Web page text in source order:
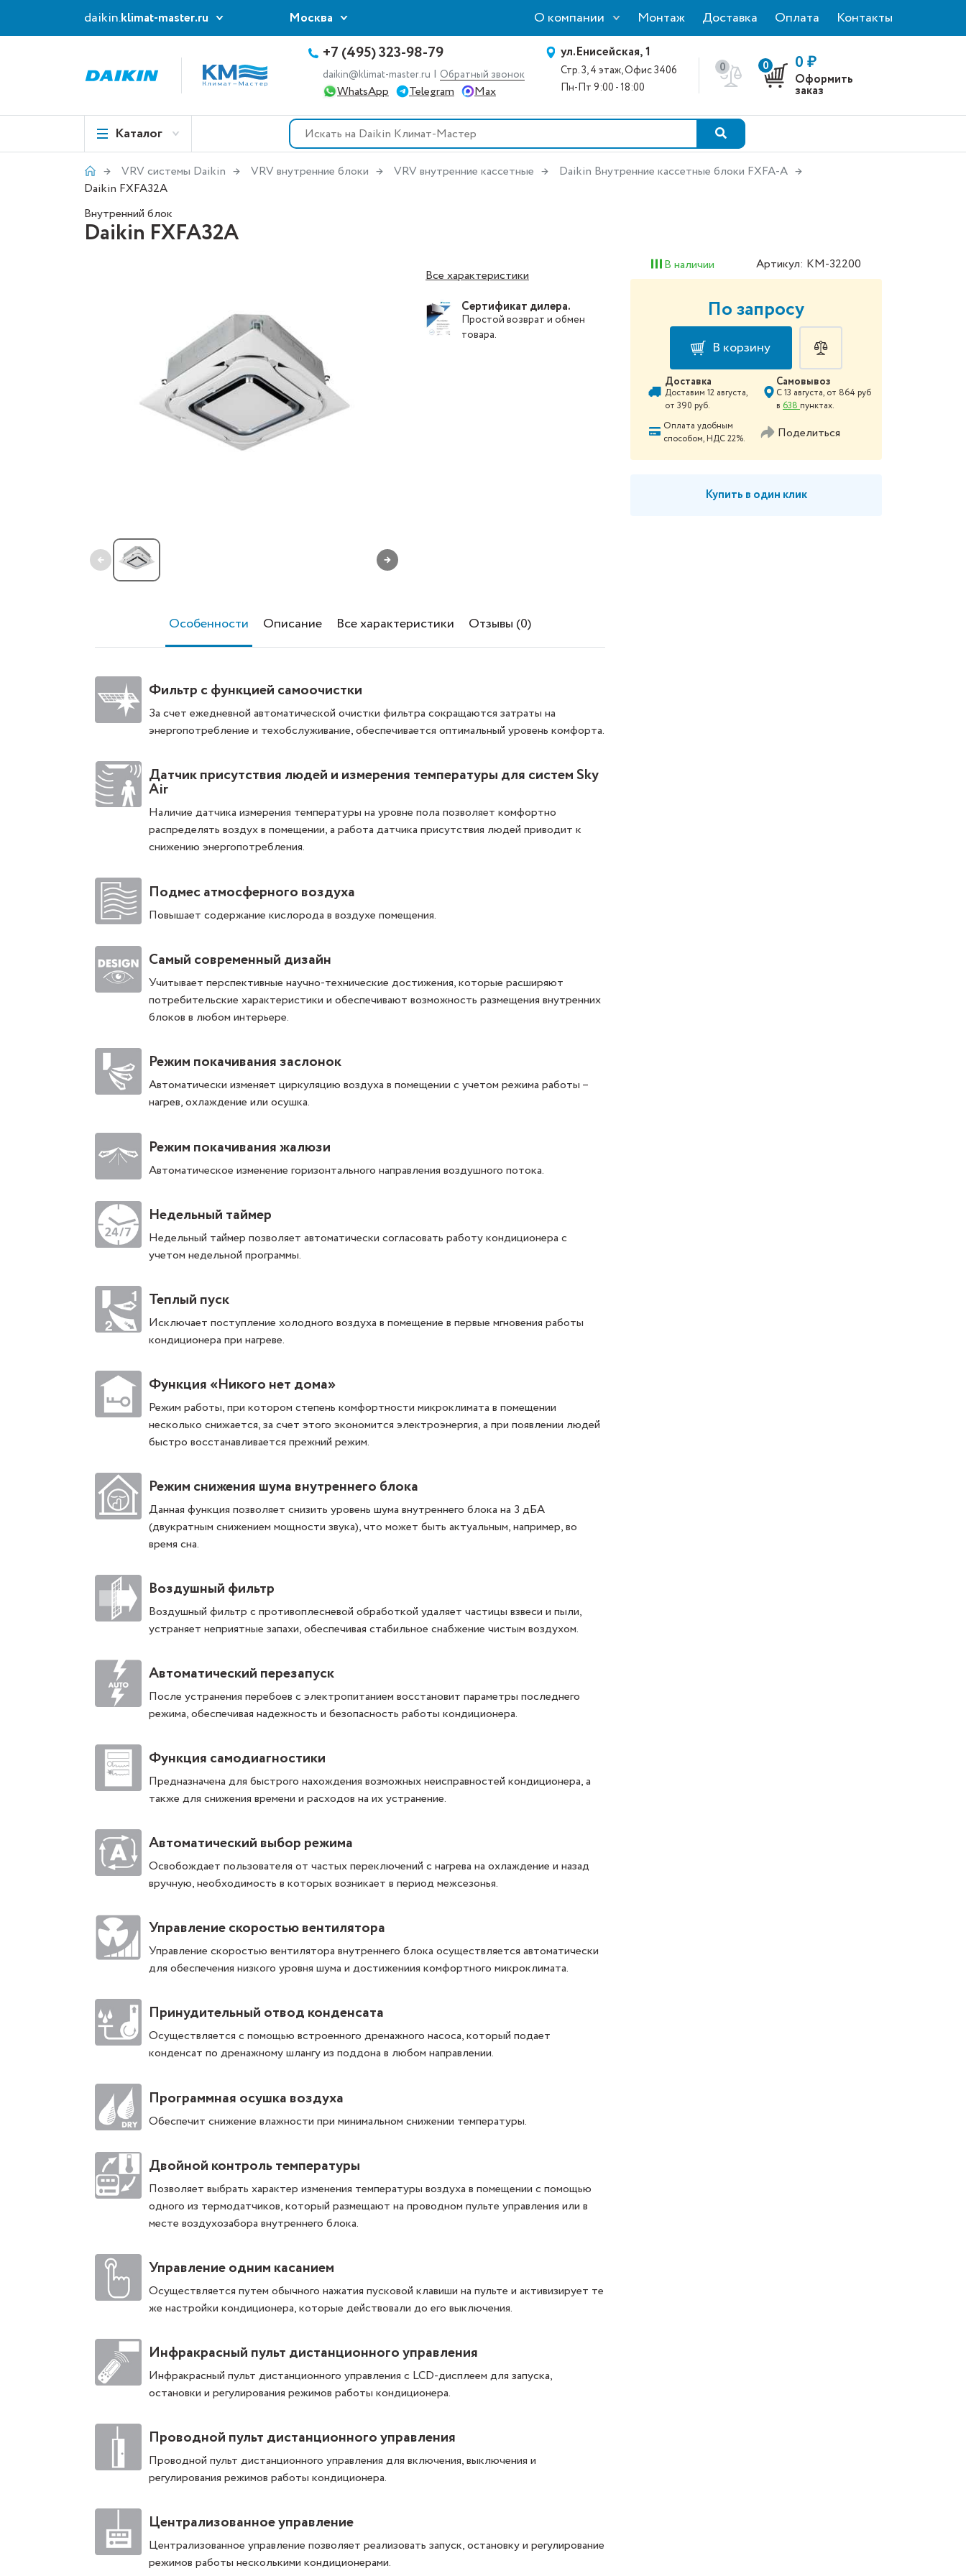
daikin.klimat-master.ru Москва О компании Монтаж Доставка Оплата Контакты
+7 (495) 323-98-79
daikin@klimat-master.ru | Обратный звонок
WhatsApp Telegram Max
ул.Енисейская, 1
Стр. 3, 4 этаж, Офис 3406
Пн-Пт 9:00 - 18:00
0 0 0 ₽
Оформить
заказ
Каталог
VRV системы Daikin VRV внутренние блоки VRV внутренние кассетные
Daikin Внутренние кассетные блоки FXFA-A
Daikin FXFA32A
Внутренний блок
Daikin FXFA32A
← →
Все характеристики
Сертификат дилера.
Простой возврат и обмен
товара.
В наличии Артикул: КМ-32200
По запросу
В корзину
Доставка
Доставим 12 августа,
от 390 руб.
Самовывоз
С13 августа, от 864 руб
в 638 пунктах.
Оплата удобным
способом, НДС 22%.
Поделиться
Купить в один клик
Особенности Описание Все характеристики Отзывы (0)
Фильтр с функцией самоочистки
За счет ежедневной автоматической очистки фильтра сокращаются затраты на
энергопотребление и техобслуживание, обеспечивается оптимальный уровень комфорта.
Датчик присутствия людей и измерения температуры для систем Sky
Air
Наличие датчика измерения температуры на уровне пола позволяет комфортно
распределять воздух в помещении, а работа датчика присутствия людей приводит к
снижению энергопотребления.
Подмес атмосферного воздуха
Повышает содержание кислорода в воздухе помещения.
Самый современный дизайн
Учитывает перспективные научно-технические достижения, которые расширяют
потребительские характеристики и обеспечивают возможность размещения внутренних
блоков в любом интерьере.
Режим покачивания заслонок
Автоматически изменяет циркуляцию воздуха в помещении с учетом режима работы –
нагрев, охлаждение или осушка.
Режим покачивания жалюзи
Автоматическое изменение горизонтального направления воздушного потока.
Недельный таймер
Недельный таймер позволяет автоматически согласовать работу кондиционера с
учетом недельной программы.
Теплый пуск
Исключает поступление холодного воздуха в помещение в первые мгновения работы
кондиционера при нагреве.
Функция «Никого нет дома»
Режим работы, при котором степень комфортности микроклимата в помещении
несколько снижается, за счет этого экономится электроэнергия, а при появлении людей
быстро восстанавливается прежний режим.
Режим снижения шума внутреннего блока
Данная функция позволяет снизить уровень шума внутреннего блока на 3 дБА
(двукратным снижением мощности звука), что может быть актуальным, например, во
время сна.
Воздушный фильтр
Воздушный фильтр с противоплесневой обработкой удаляет частицы взвеси и пыли,
устраняет неприятные запахи, обеспечивая стабильное снабжение чистым воздухом.
Автоматический перезапуск
После устранения перебоев с электропитанием восстановит параметры последнего
режима, обеспечивая надежность и безопасность работы кондиционера.
Функция самодиагностики
Предназначена для быстрого нахождения возможных неисправностей кондиционера, а
также для снижения времени и расходов на их устранение.
Автоматический выбор режима
Освобождает пользователя от частых переключений с нагрева на охлаждение и назад
вручную, необходимость в которых возникает в период межсезонья.
Управление скоростью вентилятора
Управление скоростью вентилятора внутреннего блока осуществляется автоматически
для обеспечения низкого уровня шума и достижениия комфортного микроклимата.
Принудительный отвод конденсата
Осуществляется с помощью встроенного дренажного насоса, который подает
конденсат по дренажному шлангу из поддона в любом направлении.
Программная осушка воздуха
Обеспечит снижение влажности при минимальном снижении температуры.
Двойной контроль температуры
Позволяет выбрать характер изменения температуры воздуха в помещении с помощью
одного из термодатчиков, который размещают на проводном пульте управления или в
месте воздухозабора внутреннего блока.
Управление одним касанием
Осуществляется путем обычного нажатия пусковой клавиши на пульте и активизирует те
же настройки кондиционера, которые действовали до его выключения.
Инфракрасный пульт дистанционного управления
Инфракрасный пульт дистанционного управления с LCD-дисплеем для запуска,
остановки и регулирования режимов работы кондиционера.
Проводной пульт дистанционного управления
Проводной пульт дистанционного управления для включения, выключения и
регулирования режимов работы кондиционера.
Централизованное управление
Централизованное управление позволяет реализовать запуск, остановку и регулирование
режимов работы несколькими кондиционерами.